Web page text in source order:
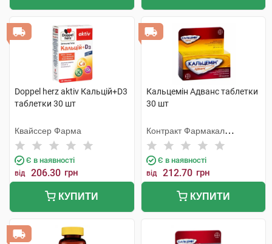
Doppel herz aktiv Кальцій+D3
таблетки 30 шт
Квайссер Фарма
Є в наявності
від 206.30 грн
КУПИТИ
Кальцемін Адванс таблетки
30 шт
Контракт Фармакал
Корпорейшн
Є в наявності
від 212.70 грн
КУПИТИ